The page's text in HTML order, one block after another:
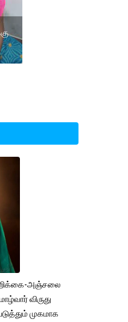
அஞ்சலை
விருது
முகமாக